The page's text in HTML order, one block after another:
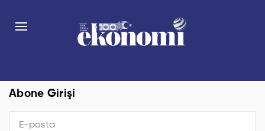
Abone Girişi